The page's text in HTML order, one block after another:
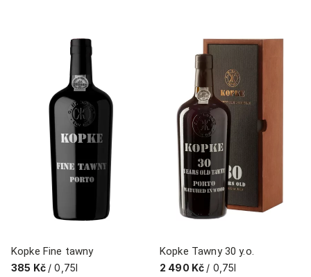
Kopke Fine tawny
385 Kč / 0,75l
Kopke Tawny 30 y.o.
2 490 Kč / 0,75l